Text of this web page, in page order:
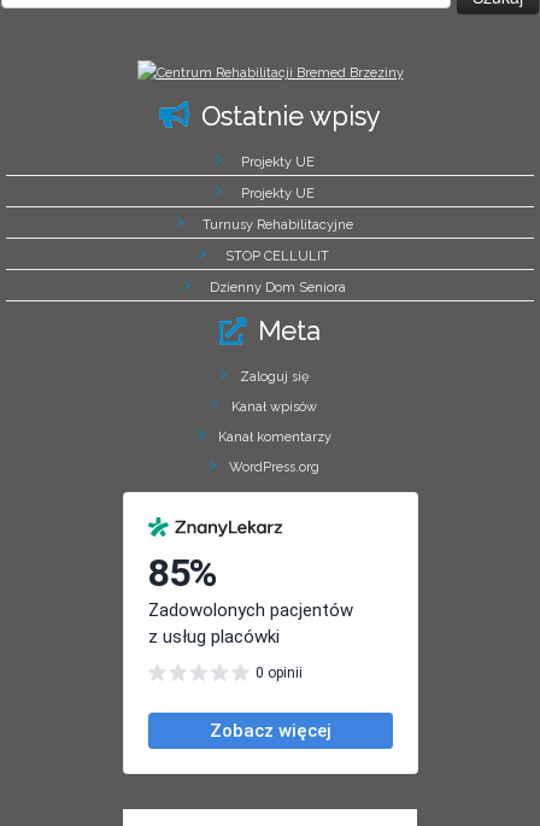
Ostatnie wpisy
Projekty UE
Projekty UE
Turnusy Rehabilitacyjne
STOP CELLULIT
Dzienny Dom Seniora
Meta
Zaloguj się
Kanał wpisów
Kanał komentarzy
WordPress.org